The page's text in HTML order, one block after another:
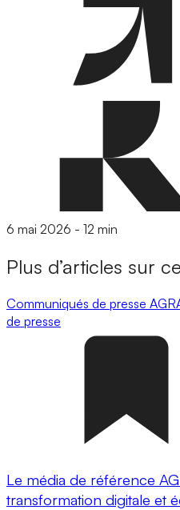
6 mai 2026 - 12 min
Plus d’articles sur
Communiqués de presse
de presse
Le média de référence
transformation digitale et